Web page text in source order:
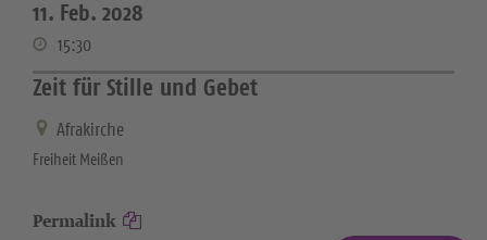
11. Feb. 2028
15:30
Zeit für Stille und Gebet
Afrakirche
Freiheit Meißen
Permalink